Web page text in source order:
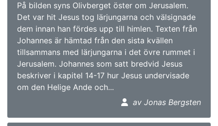
På bilden syns Olivberget öster om Jerusalem.
Det var hit Jesus tog lärjungarna och välsignade
dem innan han fördes upp till himlen. Texten från
Johannes är hämtad från den sista kvällen
tillsammans med lärjungarna i det övre rummet i
Jerusalem. Johannes som satt bredvid Jesus
beskriver i kapitel 14-17 hur Jesus undervisade
om den Helige Ande och...
av Jonas Bergsten